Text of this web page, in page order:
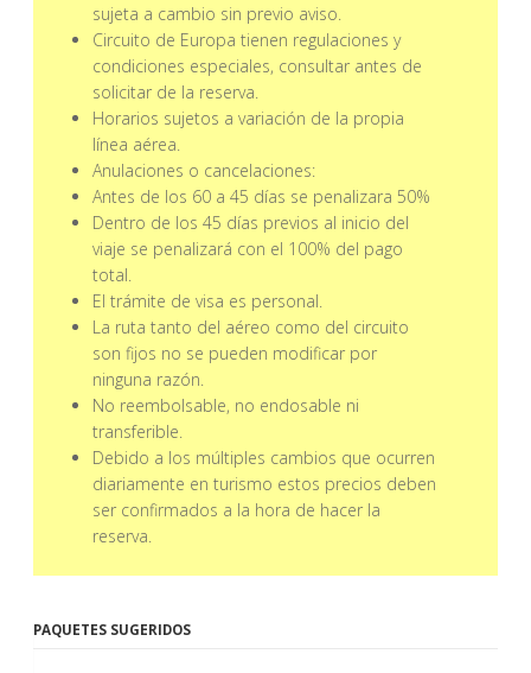
sujeta a cambio sin previo aviso.
Circuito de Europa tienen regulaciones y
condiciones especiales, consultar antes de
solicitar de la reserva.
Horarios sujetos a variación de la propia
línea aérea.
Anulaciones o cancelaciones:
Antes de los 60 a 45 días se penalizara 50%
Dentro de los 45 días previos al inicio del
viaje se penalizará con el 100% del pago
total.
El trámite de visa es personal.
La ruta tanto del aéreo como del circuito
son fijos no se pueden modificar por
ninguna razón.
No reembolsable, no endosable ni
transferible.
Debido a los múltiples cambios que ocurren
diariamente en turismo estos precios deben
ser confirmados a la hora de hacer la
reserva.
PAQUETES SUGERIDOS